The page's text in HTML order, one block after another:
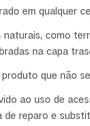
em qualquer
como
na capa
que não
ao uso de
de reparo e